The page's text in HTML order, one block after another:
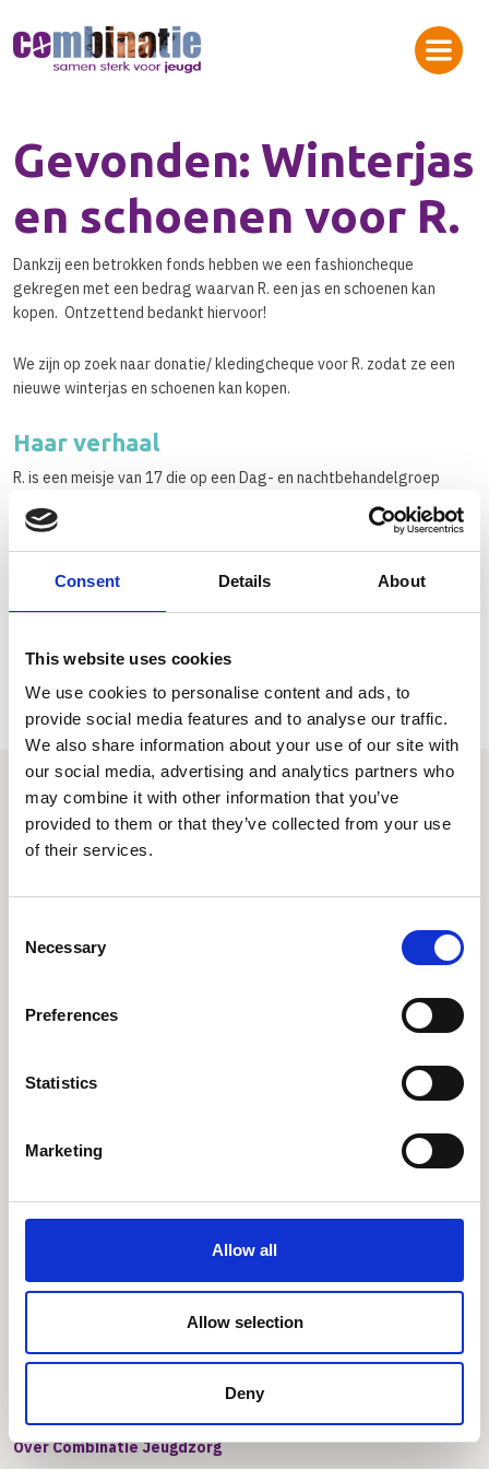
Consent Details About
This website uses cookies
We use cookies to personalise content and ads, to
provide social media features and to analyse our traffic.
We also share information about your use of our site with
our social media, advertising and analytics partners who
may combine it with other information that you’ve
provided to them or that they’ve collected from your use
of their services.
Selection
Necessary
Preferences
Statistics
Marketing
Allow all
Allow selection
Deny
Gevonden: Winterjas
en schoenen voor R.
Dankzij een betrokken fonds hebben we een fashioncheque
gekregen met een bedrag waarvan R. een jas en schoenen kan
kopen. Ontzettend bedankt hiervoor!
We zijn op zoek naar donatie/ kledingcheque voor R. zodat ze een
nieuwe winterjas en schoenen kan kopen.
Haar verhaal
R. is een meisje van 17 die op een Dag- en nachtbehandelgroep
verblijft. Haar moeder heeft geen financiële middelen.
Groepsleiding zag dat R. echt een winterjas en goede schoenen
(zonder gaten) nodig heeft.
met Meia via zorgenvreters@combinatiejeugzorg.nl.
Combinatie Jeugdzorg
non-profit organisatie
Pleegzorg
Contact
Over Combinatie Jeugdzorg